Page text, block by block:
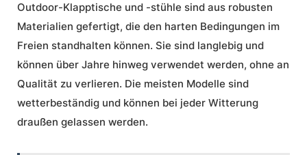
Outdoor-Klapptische und -stühle sind aus robusten
Materialien gefertigt, die den harten Bedingungen im
Freien standhalten können. Sie sind langlebig und
können über Jahre hinweg verwendet werden, ohne an
Qualität zu verlieren. Die meisten Modelle sind
wetterbeständig und können bei jeder Witterung
draußen gelassen werden.